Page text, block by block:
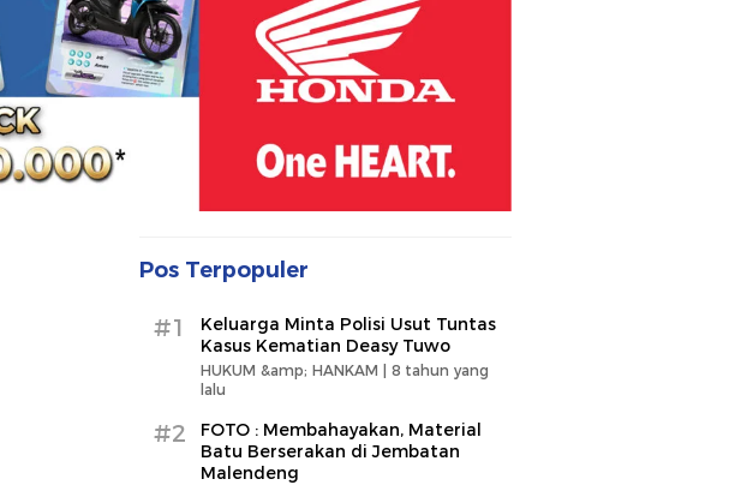
Pos Terpopuler
#1
Keluarga Minta Polisi Usut Tuntas
Kasus Kematian Deasy Tuwo
HUKUM &amp; HANKAM | 8 tahun yang
lalu
#2
FOTO : Membahayakan, Material
Batu Berserakan di Jembatan
Malendeng